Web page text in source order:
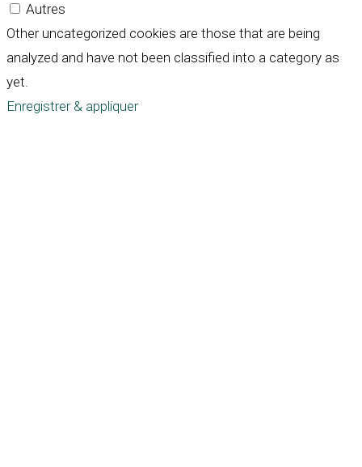
Autres
Other uncategorized cookies are those that are being
analyzed and have not been classified into a category as
yet.
Enregistrer & appliquer